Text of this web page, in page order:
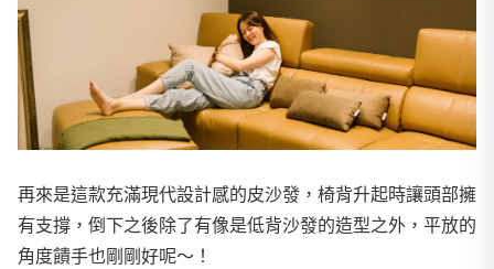
再來是這款充滿現代設計感的皮沙發，椅背升起時讓頭部擁
有支撐，倒下之後除了有像是低背沙發的造型之外，平放的
角度饋手也剛剛好呢～！